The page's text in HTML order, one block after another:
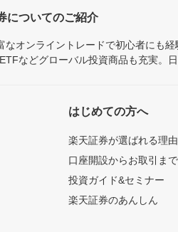
についてのご紹介
なオンライントレードで初心者にも
などグローバル投資商品も充実。
はじめての方へ
楽天証券が選ばれる理由
口座開設からお取引ま
投資ガイド&セミナー
楽天証券のあんしん